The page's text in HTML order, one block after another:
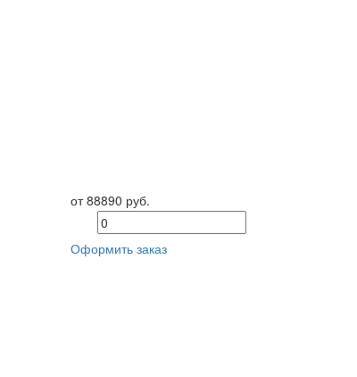
от 88890 руб.
Оформить заказ